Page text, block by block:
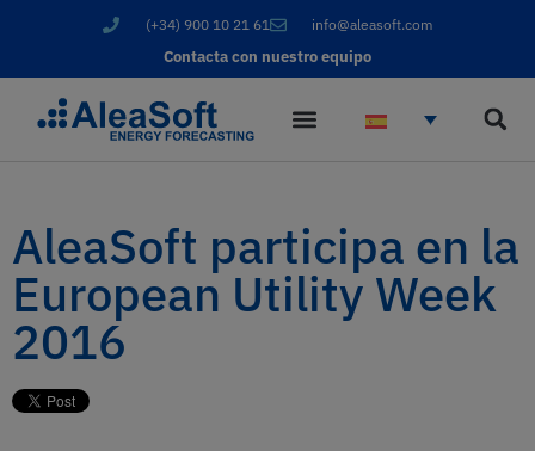
(+34) 900 10 21 61 info@aleasoft.com
Contacta con nuestro equipo
AleaSoft participa en la
European Utility Week
2016